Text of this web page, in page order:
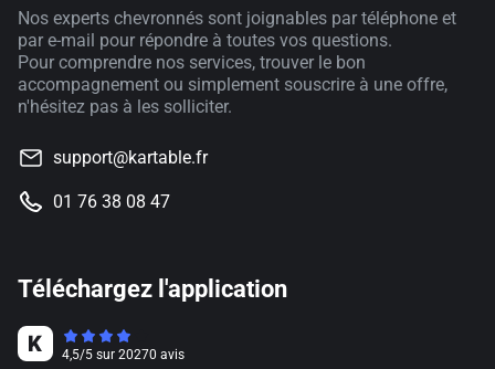
Nos experts chevronnés sont joignables par téléphone et
par e-mail pour répondre à toutes vos questions.
Pour comprendre nos services, trouver le bon
accompagnement ou simplement souscrire à une offre,
n'hésitez pas à les solliciter.
support@kartable.fr
01 76 38 08 47
Téléchargez l'application
4,5/5 sur 20270 avis